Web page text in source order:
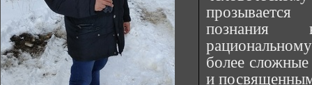
прозывается
познания
более
и